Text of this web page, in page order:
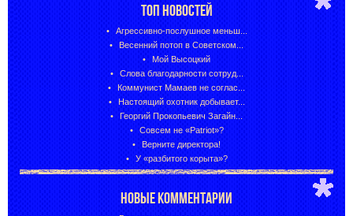
ТОП НОВОСТЕЙ
Агрессивно-послушное меньш...
Весенний потоп в Советском...
Мой Высоцкий
Слова благодарности сотруд...
Коммунист Мамаев не соглас...
Настоящий охотник добывает...
Георгий Прокопьевич Загайн...
Совсем не «Patriot»?
Верните директора!
У «разбитого корыта»?
НОВЫЕ КОММЕНТАРИИ